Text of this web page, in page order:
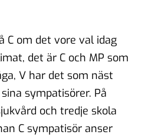
C om det vore val idag
det är C och MP som
V har det som näst
sympatisörer. På
och tredje skola
C sympatisör anser